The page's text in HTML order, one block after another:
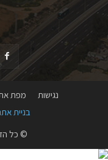
נגישות מפת
בניית
© כל